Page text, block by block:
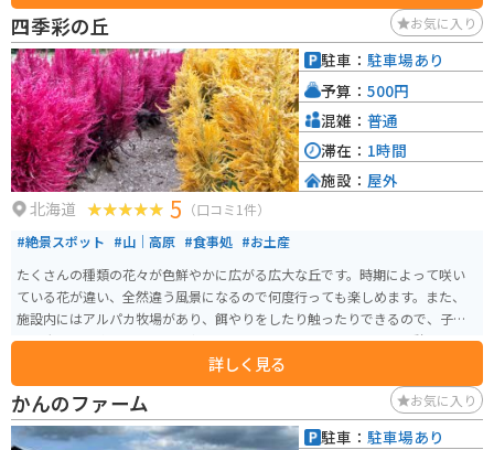
四季彩の丘 お気に入り
北海道 5 （口コミ1件）
#絶景スポット #山｜高原 #食事処 #お土産
たくさんの種類の花々が色鮮やかに広がる広大な丘です。時期によって咲い
ている花が違い、全然違う風景になるので何度行っても楽しめます。また、
施設内にはアルパカ牧場があり、餌やりをしたり触ったりできるので、子供
から大人まで楽しめます。食事処や土産屋もあるので、しっかり休憩するこ
詳しく見る
駐車： 駐車場あり
予算： 500円
混雑： 普通
滞在： 1時間
施設： 屋外
かんのファーム お気に入り
駐車： 駐車場あり